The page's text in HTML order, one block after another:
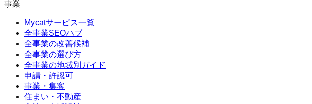
事業
Mycatサービス一覧
全事業SEOハブ
全事業の改善候補
全事業の選び方
全事業の地域別ガイド
申請・許認可
事業・集客
住まい・不動産